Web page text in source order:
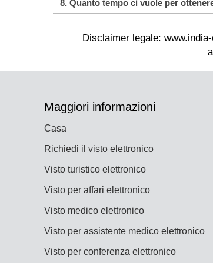
II. I candidati devono
IV. I richiedenti dovrebbero
seguente: https://
Numero di passaporto
Nazionalità
richiedenti del visto indiano
elaborazione.
8. Quanto tempo ci vuole per
concedere qualche giorno
Maggiori informazioni
Casa
Richiedi il visto elettronico
Visto turistico elettronico
Visto per affari elettronico
Visto medico elettronico
Visto per assistente medico elettronico
Visto per conferenza elettronico